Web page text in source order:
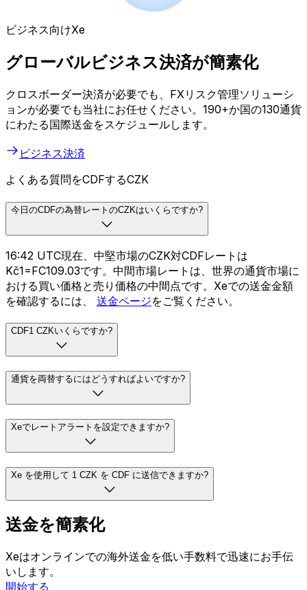
ビジネス向けXe
グローバルビジネス決済が簡素化
クロスボーダー決済が必要でも、FXリスク管理ソリューシ
ョンが必要でも当社にお任せください。190+か国の130通貨
にわたる国際送金をスケジュールします。
ビジネス決済
よくある質問をCDFするCZK
今日のCDFの為替レートのCZKはいくらですか?
16:42 UTC現在、中堅市場のCZK対CDFレートは
Kč1=FC109.03です。中間市場レートは、世界の通貨市場に
おける買い価格と売り価格の中間点です。Xeでの送金金額
を確認するには、 送金ページをご覧ください。
CDF1 CZKいくらですか?
通貨を両替するにはどうすればよいですか?
Xeでレートアラートを設定できますか?
Xe を使用して 1 CZK を CDF に送信できますか?
送金を簡素化
Xeはオンラインでの海外送金を低い手数料で迅速にお手伝
いします。
開始する